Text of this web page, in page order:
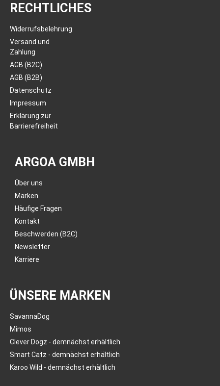
RECHTLICHES
Widerrufsbelehrung
Versand und
Zahlung
AGB (B2C)
AGB (B2B)
Datenschutz
Impressum
Erklärung zur
Barrierefreiheit
ARGOA GMBH
Über uns
Marken
Häufige Fragen
Kontakt
Beschwerden (B2C)
Newsletter
Karriere
ÜNSERE MARKEN
SavannaDog
Mimos
Clever Dogz - demnächst erhältlich
Smart Catz - demnächst erhältlich
Karoo Wild - demnächst erhältlich